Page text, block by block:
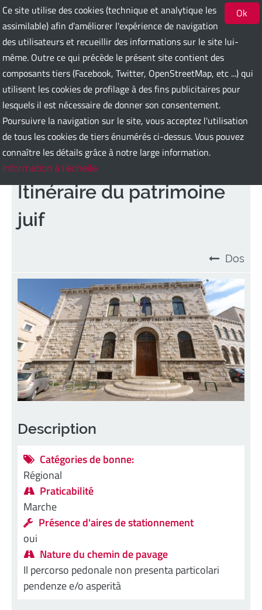
Ok
Ce site utilise des cookies (technique et analytique les
assimilable) afin d'améliorer l'expérience de navigation
des utilisateurs et recueillir des informations sur le site lui-
même. Outre ce qui précède le présent site contient des
composants tiers (Facebook, Twitter, OpenStreetMap, etc ...) qui
utilisent les cookies de profilage à des fins publicitaires pour
lesquels il est nécessaire de donner son consentement.
Poursuivre la navigation sur le site, vous acceptez l'utilisation
de tous les cookies de tiers énumérés ci-dessus. Vous pouvez
connaître les détails grâce à notre large information.
Information à l'échelle
Bari Guest Card
ITA ENG DEU SPA FRA RUS
Itinéraire du patrimoine
juif
Dos
Description
Catégories de bonne:
Régional
Praticabilité
Marche
Présence d'aires de stationnement
oui
Nature du chemin de pavage
Il percorso pedonale non presenta particolari
pendenze e/o asperità